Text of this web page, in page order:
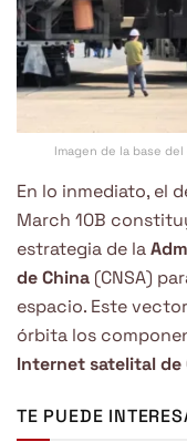
Imagen de la base
En lo inmediato, el
March 10B
estrategia de la
de China (CNSA)
espacio. Este
órbita los
Internet satelital de
TE PUEDE